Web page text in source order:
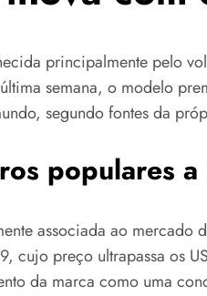
principalmente pelo
semana, o modelo
segundo fontes da
populares
associada ao mercado
cujo preço ultrapassa os
da marca como uma